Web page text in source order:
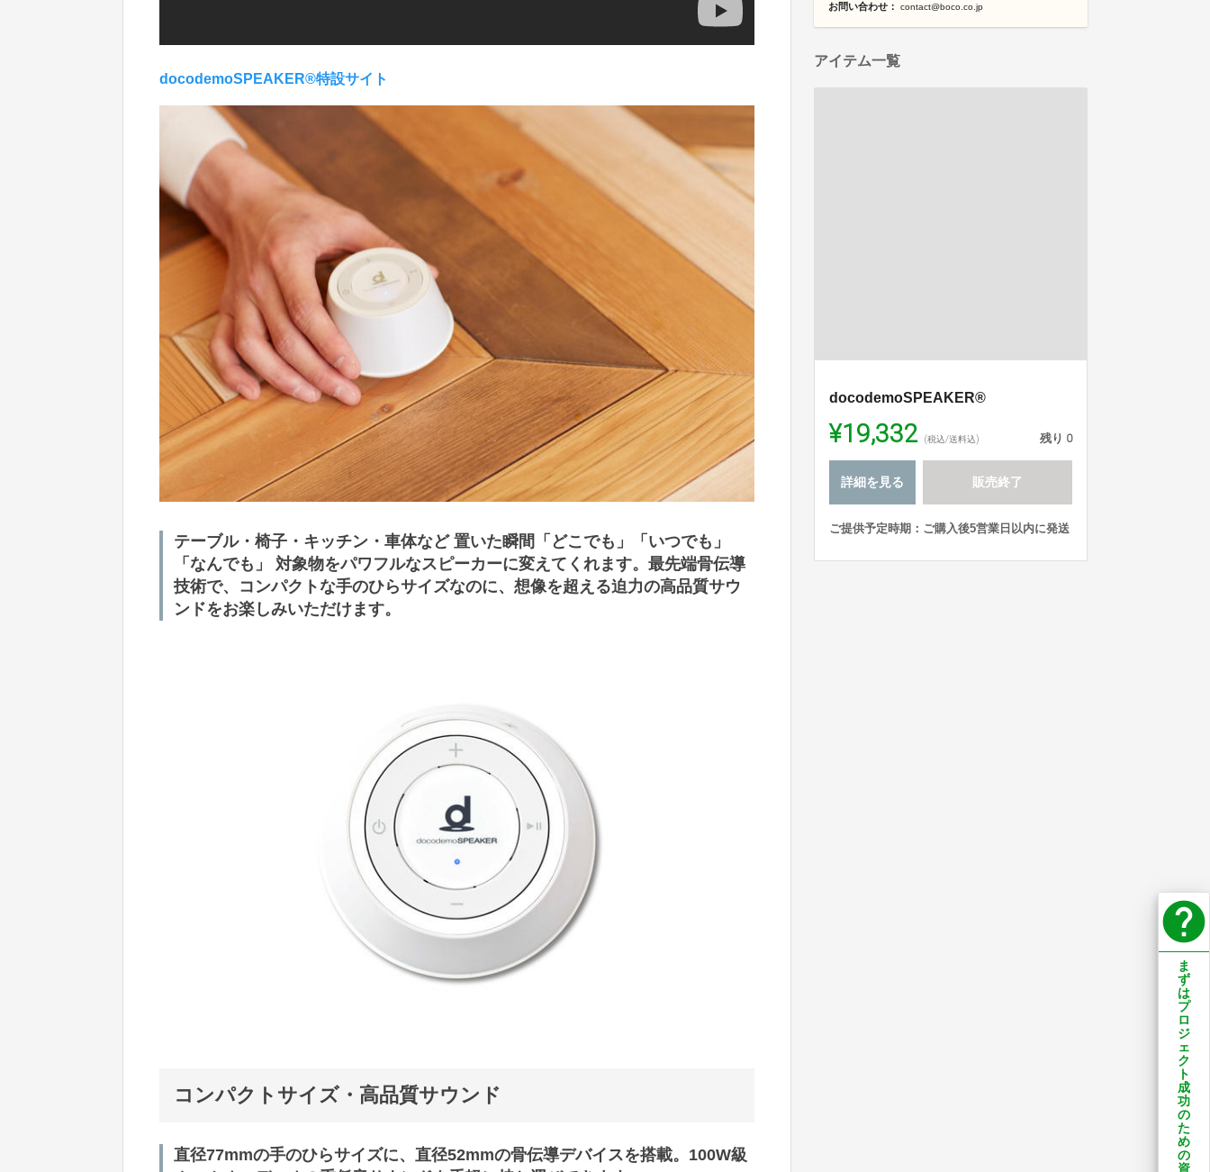
docodemoSPEAKER®特設サイト
テーブル・椅子・キッチン・車体など 置いた瞬間「どこでも」「いつでも」
「なんでも」 対象物をパワフルなスピーカーに変えてくれます。最先端骨伝導
技術で、コンパクトな手のひらサイズなのに、想像を超える迫力の高品質サウ
ンドをお楽しみいただけます。
コンパクトサイズ・高品質サウンド
直径77mmの手のひらサイズに、直径52mmの骨伝導デバイスを搭載。100W級
お問い合わせ： contact@boco.co.jp
アイテム一覧
docodemoSPEAKER®
¥19,332 (税込/送料込) 残り 0
詳細を見る 販売終了
ご提供予定時期：ご購入後5営業日以内に発送
help
ま
ず
は
プ
ロ
ジ
ェ
ク
ト
成
功
の
た
め
の
資